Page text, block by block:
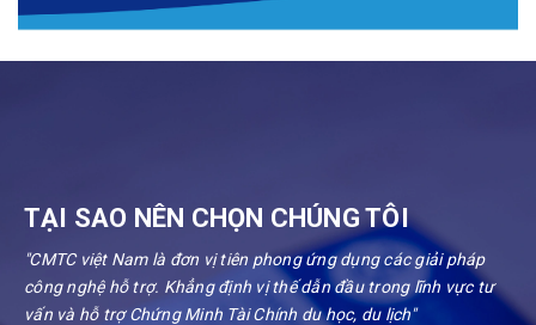
TẠI SAO NÊN CHỌN CHÚNG TÔI
"CMTC việt Nam là đơn vị tiên phong ứng dụng các giải pháp
công nghệ hỗ trợ. Khẳng định vị thế dẫn đầu trong lĩnh vực tư
vấn và hỗ trợ Chứng Minh Tài Chính du học, du lịch"